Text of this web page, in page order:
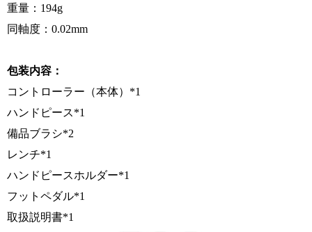
重量：194g
同軸度：0.02mm
包装内容：
コントローラー（本体）*1
ハンドピース*1
備品ブラシ*2
レンチ*1
ハンドピースホルダー*1
フットペダル*1
取扱説明書*1